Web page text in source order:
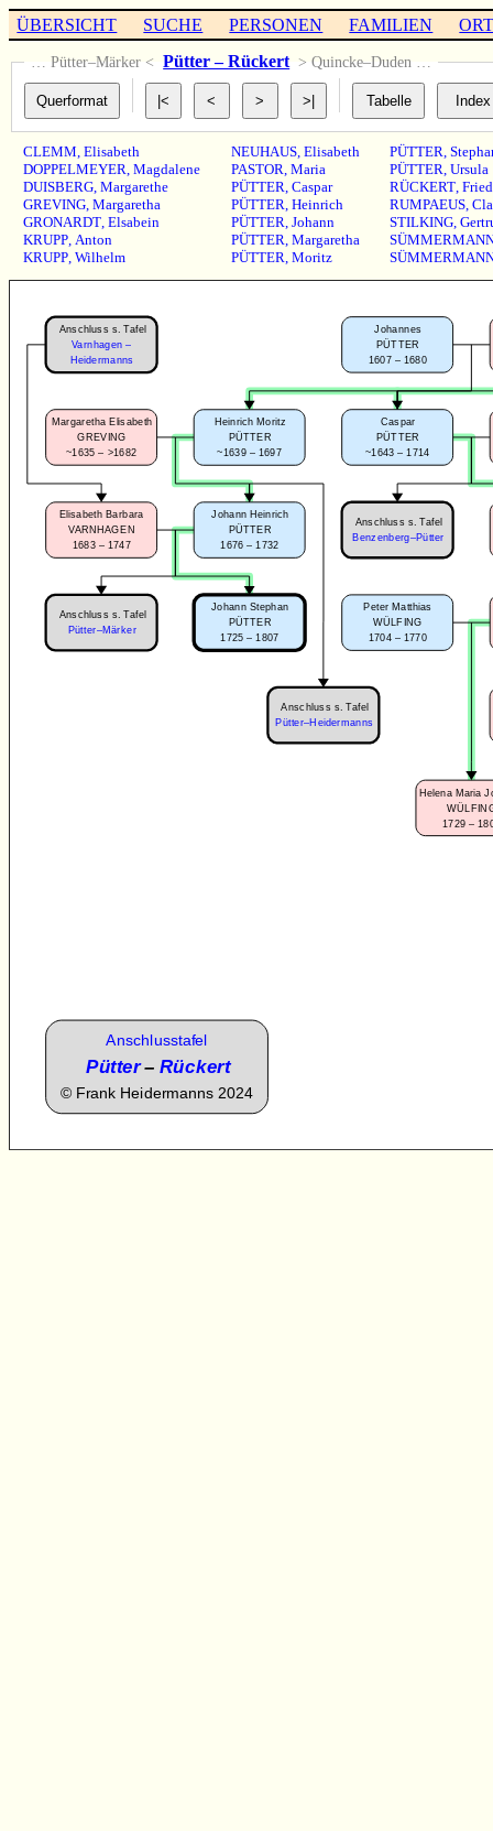
ÜBERSICHT SUCHE PERSONEN FAMILIEN
… Pütter–Märker < Pütter – Rückert > Quincke–Duden …
CLEMM,Elisabeth
DOPPELMEYER,Magdalene
DUISBERG,Margarethe
GREVING,Margaretha
GRONARDT,Elsabein
KRUPP,Anton
KRUPP,Wilhelm
NEUHAUS, Elisabeth
PASTOR, Maria
PÜTTER, Caspar
PÜTTER, Heinrich
PÜTTER, Johann
PÜTTER, Margaretha
PÜTTER, Moritz
PÜTTER,
PÜTTER, Ursula
RÜCKERT,
RUMPAEUS,
STILKING,
Johannes
PÜTTER
1607 – 1680
Heinrich Moritz
PÜTTER
~1639 – 1697
Anschluss s. Tafel
Pütter–Heidermanns
Margaretha Elisabeth
GREVING
~1635 – >1682
Johann Stephan
PÜTTER
1725 – 1807
Johann Heinrich
PÜTTER
1676 – 1732
Elisabeth Barbara
VARNHAGEN
1683 – 1747
Anschluss s. Tafel
Benzenberg–Pütter
Anschluss s. Tafel
Varnhagen –
Heidermanns
Anschluss s. Tafel
Pütter–Märker
Anschlusstafel
Pütter– Rückert
© Frank Heidermanns 2024
Caspar
PÜTTER
~1643 – 1714
Peter Matthias
WÜLFING
1704 – 1770
Helena Maria
1729 –